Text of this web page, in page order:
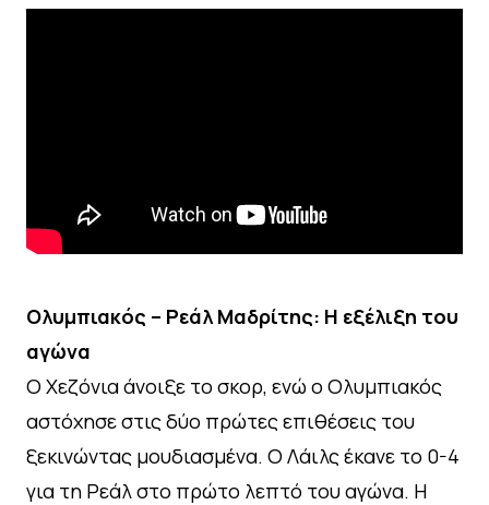
Ολυμπιακός – Ρεάλ Μαδρίτης: Η εξέλιξη του
αγώνα
Ο Χεζόνια άνοιξε το σκορ, ενώ ο Ολυμπιακός
αστόχησε στις δύο πρώτες επιθέσεις του
ξεκινώντας μουδιασμένα. Ο Λάιλς έκανε το 0-4
για τη Ρεάλ στο πρώτο λεπτό του αγώνα. Η